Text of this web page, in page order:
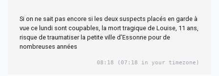
Si on ne sait pas encore si les deux suspects placés en garde à
vue ce lundi sont coupables, la mort tragique de Louise, 11 ans,
risque de traumatiser la petite ville d’Essonne pour de
nombreuses années
08:18 (07:18 in your timezone)